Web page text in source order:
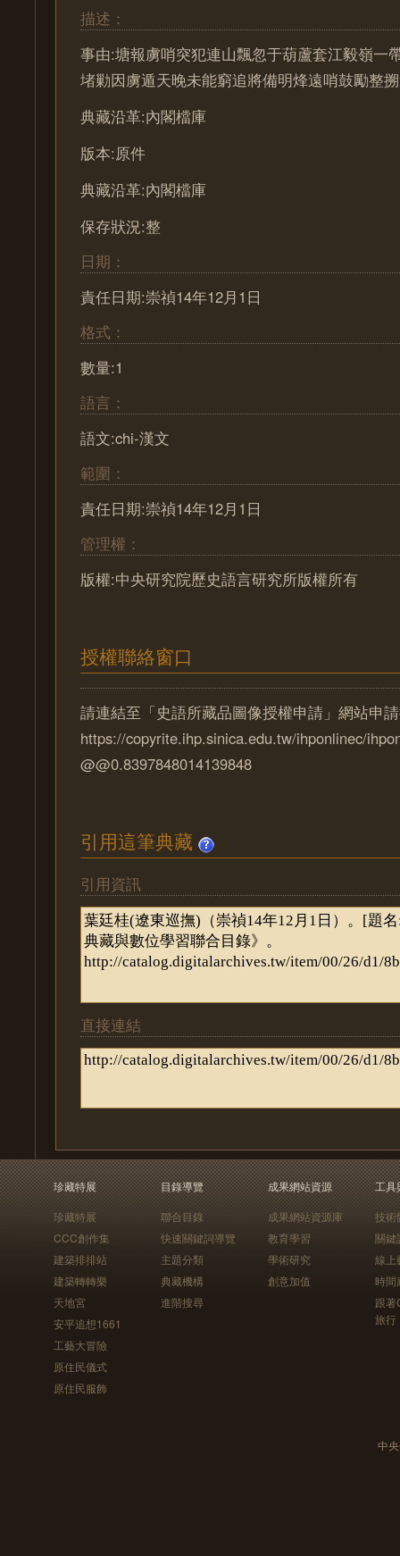
描述：
事由:塘報虜哨突犯連山飄忽于葫蘆套江毅嶺一
堵勦因虜遁天晚未能窮追將備明烽遠哨鼓勵整
典藏沿革:內閣檔庫
版本:原件
典藏沿革:內閣檔庫
保存狀況:整
日期：
責任日期:崇禎14年12月1日
格式：
數量:1
語言：
語文:chi-漢文
範圍：
責任日期:崇禎14年12月1日
管理權：
版權:中央研究院歷史語言研究所版權所有
授權聯絡窗口
請連結至「史語所藏品圖像授權申請」網站申
https://copyrite.ihp.sinica.edu.tw/ihponlinec/
@@0.8397848014139848
引用這筆典藏
引用資訊
直接連結
珍藏特展
珍藏特展
CCC創作集
建築排排站
建築轉轉樂
天地宮
安平追想1661
工藝大冒險
原住民儀式
原住民服飾
目錄導覽
聯合目錄
快速關鍵詞導覽
主題分類
典藏機構
進階搜尋
成果網站資源
成果網站資源庫
教育學習
學術研究
創意加值
工具
技術
關鍵
線上
時間
跟
旅行
中